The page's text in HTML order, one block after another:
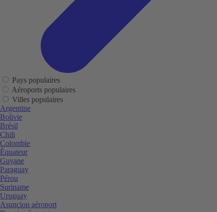
Pays populaires
Aéroports populaires
Villes populaires
Argentine
Bolivie
Brésil
Chili
Colombie
Équateur
Guyane
Paraguay
Pérou
Suriname
Uruguay
Asuncion aéroport